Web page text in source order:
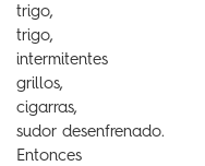
trigo,
trigo,
intermitentes
grillos,
cigarras,
sudor desenfrenado.
Entonces